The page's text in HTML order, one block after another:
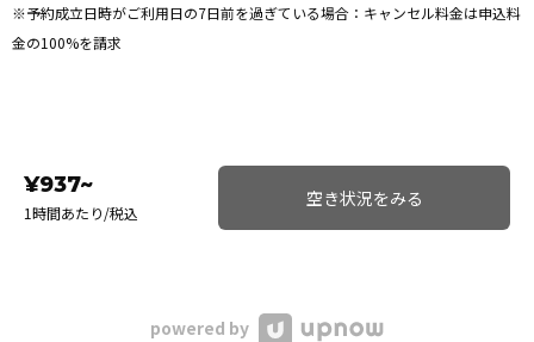
※予約成立日時がご利用日の7日前を過ぎている場合：キャンセル料金は申込料
金の100%を請求
¥937~
1時間あたり/税込
空き状況をみる
powered by